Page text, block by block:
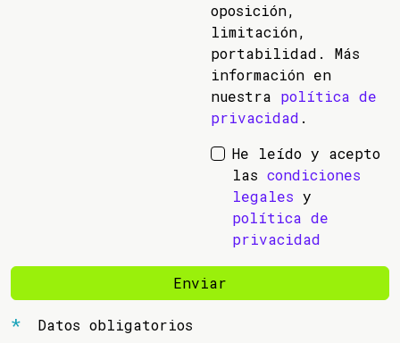
oposición,
limitación,
portabilidad. Más
información en
nuestra política de
privacidad .
He leído y acepto
las condiciones
legales y
política de
privacidad
Enviar
Datos obligatorios